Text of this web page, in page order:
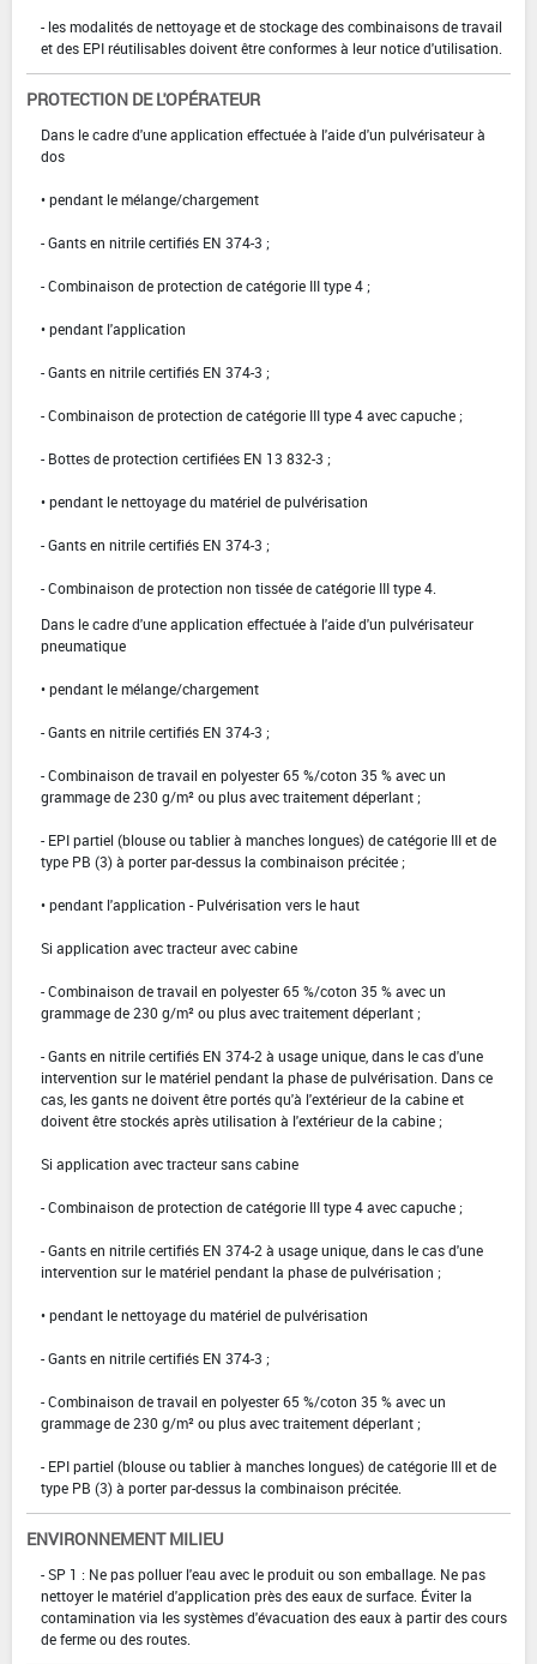
- les modalités de nettoyage et de stockage des combinaisons de travail
et des EPI réutilisables doivent être conformes à leur notice d'utilisation.
PROTECTION DE L'OPÉRATEUR
Dans le cadre d'une application effectuée à l'aide d'un pulvérisateur à
dos
• pendant le mélange/chargement
- Gants en nitrile certifiés EN 374-3 ;
- Combinaison de protection de catégorie III type 4 ;
• pendant l'application
- Gants en nitrile certifiés EN 374-3 ;
- Combinaison de protection de catégorie III type 4 avec capuche ;
- Bottes de protection certifiées EN 13 832-3 ;
• pendant le nettoyage du matériel de pulvérisation
- Gants en nitrile certifiés EN 374-3 ;
- Combinaison de protection non tissée de catégorie III type 4.
Dans le cadre d'une application effectuée à l'aide d'un pulvérisateur
pneumatique
• pendant le mélange/chargement
- Gants en nitrile certifiés EN 374-3 ;
- Combinaison de travail en polyester 65 %/coton 35 % avec un
grammage de 230 g/m² ou plus avec traitement déperlant ;
- EPI partiel (blouse ou tablier à manches longues) de catégorie III et de
type PB (3) à porter par-dessus la combinaison précitée ;
• pendant l'application - Pulvérisation vers le haut
Si application avec tracteur avec cabine
- Combinaison de travail en polyester 65 %/coton 35 % avec un
grammage de 230 g/m² ou plus avec traitement déperlant ;
- Gants en nitrile certifiés EN 374-2 à usage unique, dans le cas d'une
intervention sur le matériel pendant la phase de pulvérisation. Dans ce
cas, les gants ne doivent être portés qu'à l'extérieur de la cabine et
doivent être stockés après utilisation à l'extérieur de la cabine ;
Si application avec tracteur sans cabine
- Combinaison de protection de catégorie III type 4 avec capuche ;
- Gants en nitrile certifiés EN 374-2 à usage unique, dans le cas d'une
intervention sur le matériel pendant la phase de pulvérisation ;
• pendant le nettoyage du matériel de pulvérisation
- Gants en nitrile certifiés EN 374-3 ;
- Combinaison de travail en polyester 65 %/coton 35 % avec un
grammage de 230 g/m² ou plus avec traitement déperlant ;
- EPI partiel (blouse ou tablier à manches longues) de catégorie III et de
type PB (3) à porter par-dessus la combinaison précitée.
ENVIRONNEMENT MILIEU
- SP 1 : Ne pas polluer l'eau avec le produit ou son emballage. Ne pas
nettoyer le matériel d'application près des eaux de surface. Éviter la
contamination via les systèmes d'évacuation des eaux à partir des cours
de ferme ou des routes.